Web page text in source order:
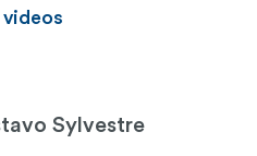
videos
Sylvestre